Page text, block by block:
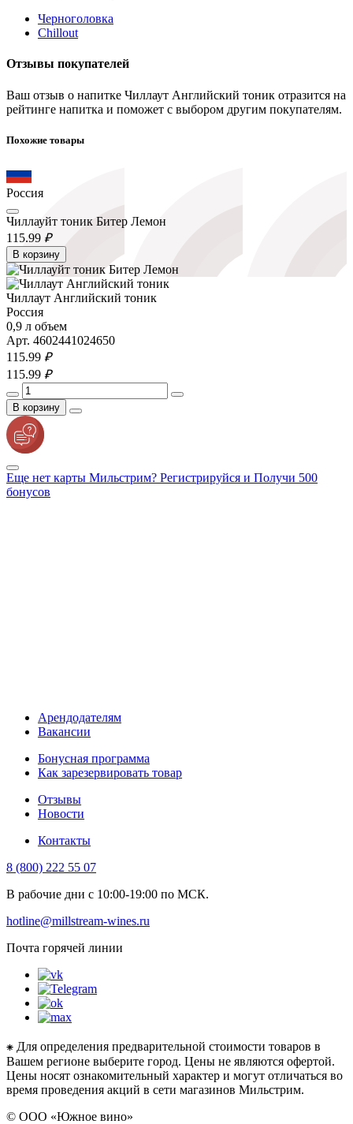
Черноголовка
Chillout
Отзывы покупателей
Ваш отзыв о напитке Чиллаут Английский тоник отразится на
рейтинге напитка и поможет с выбором другим покупателям.
Похожие товары
Россия
Чиллауйт тоник Битер Лемон
115.99 ₽
В корзину
Чиллаут Английский тоник
Россия
0,9 л объем
Арт. 4602441024650
115.99 ₽
115.99 ₽
В корзину
Еще нет карты Мильстрим? Регистрируйся и Получи 500
бонусов
Арендодателям
Вакансии
Бонусная программа
Как зарезервировать товар
Отзывы
Новости
Контакты
8 (800) 222 55 07
В рабочие дни с 10:00-19:00 по МСК.
hotline@millstream-wines.ru
Почта горячей линии
⁕ Для определения предварительной стоимости товаров в
Вашем регионе выберите город. Цены не являются офертой.
Цены носят ознакомительный характер и могут отличаться во
время проведения акций в сети магазинов Мильстрим.
© ООО «Южное вино»